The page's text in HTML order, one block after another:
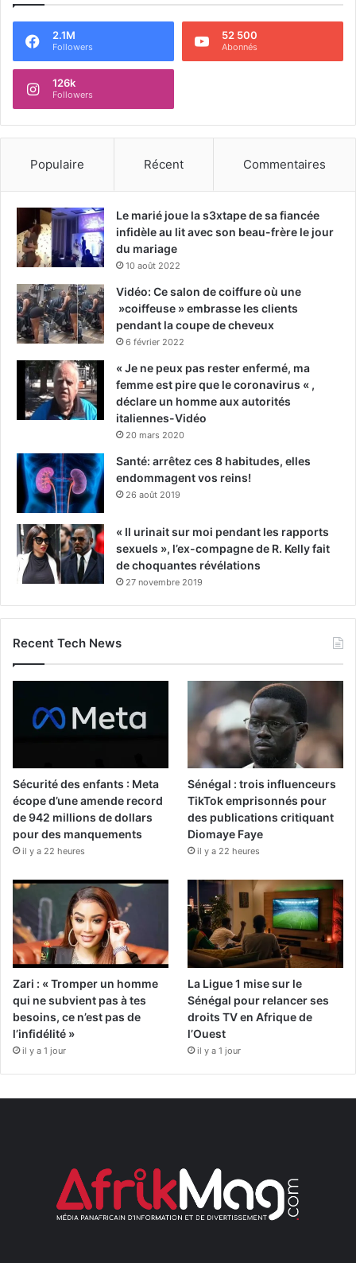
2.1M
Followers
52 500
Abonnés
126k
Followers
Populaire Récent Commentaires
Le marié joue la s3xtape de sa fiancée
infidèle au lit avec son beau-frère le jour
du mariage
10 août 2022
Vidéo: Ce salon de coiffure où une
»coiffeuse » embrasse les clients
pendant la coupe de cheveux
6 février 2022
« Je ne peux pas rester enfermé, ma
femme est pire que le coronavirus « ,
déclare un homme aux autorités
italiennes-Vidéo
20 mars 2020
Santé: arrêtez ces 8 habitudes, elles
endommagent vos reins!
26 août 2019
« Il urinait sur moi pendant les rapports
sexuels », l’ex-compagne de R. Kelly fait
de choquantes révélations
27 novembre 2019
Recent Tech News
Sécurité des enfants : Meta
écope d’une amende record
de 942 millions de dollars
pour des manquements
il y a 22 heures
Sénégal : trois influenceurs
TikTok emprisonnés pour
des publications critiquant
Diomaye Faye
il y a 22 heures
Zari : « Tromper un homme
qui ne subvient pas à tes
besoins, ce n’est pas de
l’infidélité »
il y a 1 jour
La Ligue 1 mise sur le
Sénégal pour relancer ses
droits TV en Afrique de
l’Ouest
il y a 1 jour